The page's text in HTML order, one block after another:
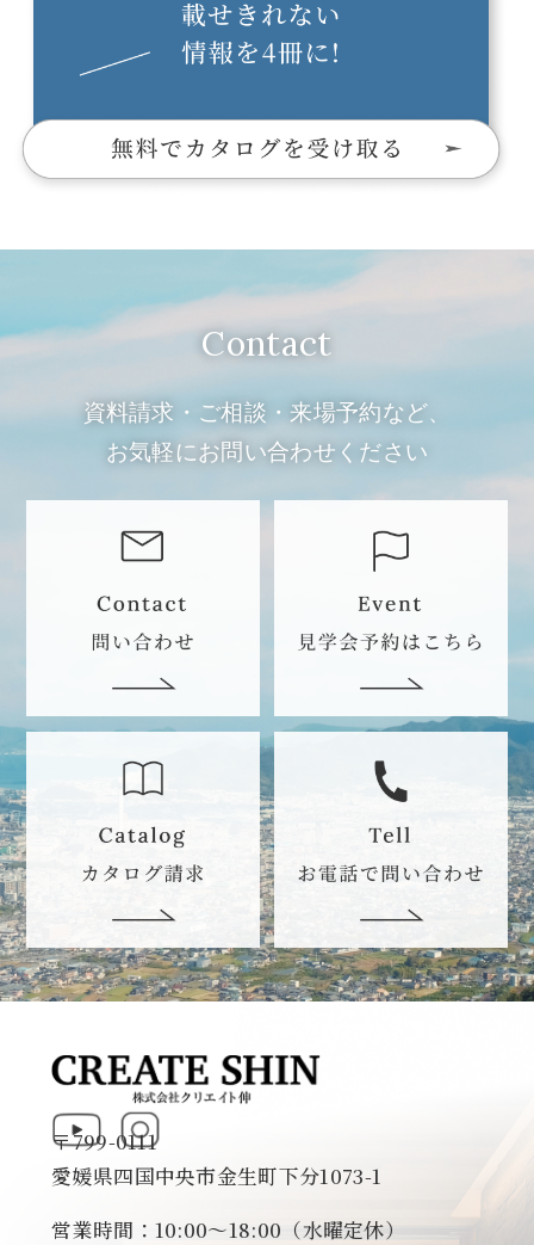
Contact
資料請求・ご相談・来場予約など、
お気軽にお問い合わせください
〒799-0111
愛媛県四国中央市金生町下分1073-1
営業時間：10:00～18:00（水曜定休）